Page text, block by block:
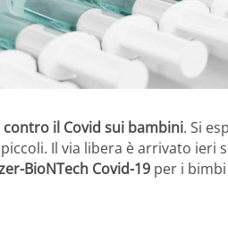
contro il Covid sui bambini. Si
Il via libera è arrivato ieri
BioNTech Covid-19 per i